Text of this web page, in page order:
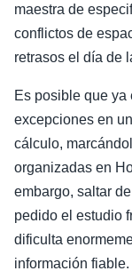
maestra de
conflictos de
retrasos el día de
Es posible que
excepciones en
cálculo,
organizadas en
embargo, saltar
pedido el estudio
dificulta
información fiable.